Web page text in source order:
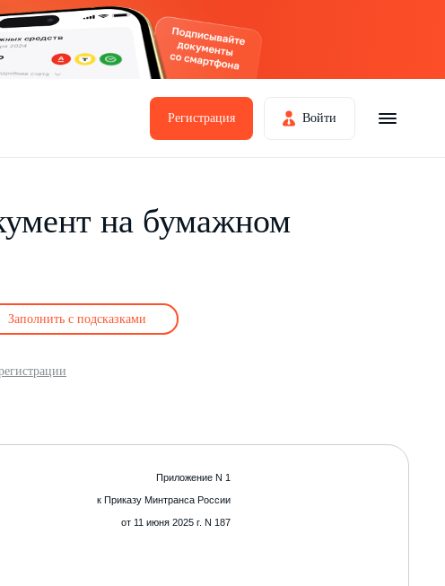
Регистрация Войти
на бумажном
Заполнить с подсказками
Приложение N 1
к Приказу Минтранса России
от 11 июня 2025 г. N 187